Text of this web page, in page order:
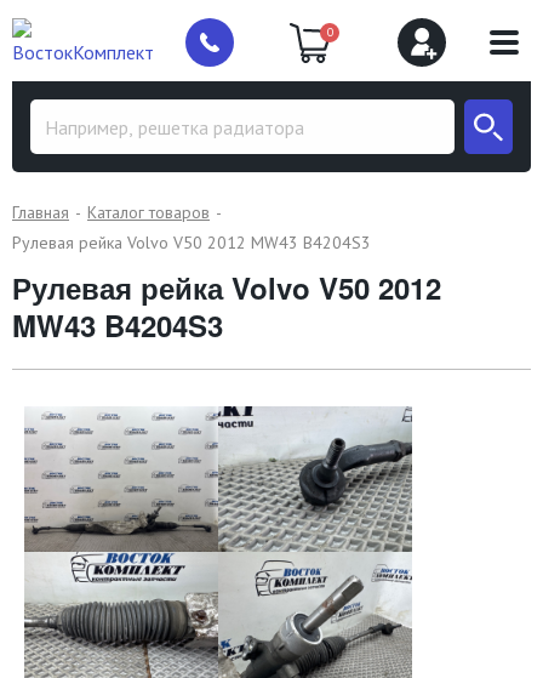
0
Главная
Каталог товаров
Рулевая рейка Volvo V50 2012 MW43 B4204S3
Рулевая рейка Volvo V50 2012
MW43 B4204S3